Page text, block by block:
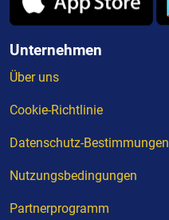
Unternehmen
Über uns
Cookie-Richtlinie
Datenschutz-Bestimmungen
Nutzungsbedingungen
Partnerprogramm